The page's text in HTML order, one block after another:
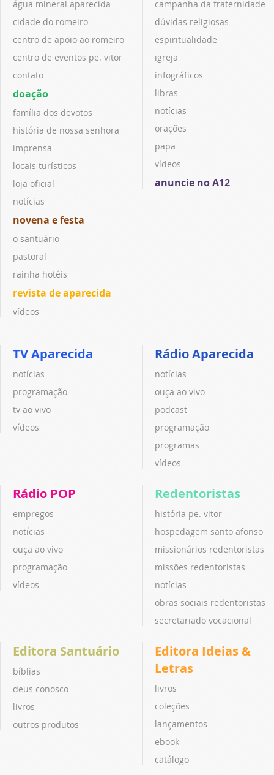
água mineral aparecida
cidade do romeiro
centro de apoio ao romeiro
centro de eventos pe. vitor
contato
doação
família dos devotos
história de nossa senhora
imprensa
locais turísticos
loja oficial
notícias
novena e festa
o santuário
pastoral
rainha hotéis
revista de aparecida
vídeos
campanha da fraternidade
dúvidas religiosas
espiritualidade
igreja
infográficos
libras
notícias
orações
papa
vídeos
anuncie no A12
TV Aparecida
notícias
programação
tv ao vivo
vídeos
Rádio Aparecida
notícias
ouça ao vivo
podcast
programação
programas
vídeos
Rádio POP
empregos
notícias
ouça ao vivo
programação
vídeos
Redentoristas
história pe. vitor
hospedagem santo afonso
missionários redentoristas
missões redentoristas
notícias
obras sociais redentoristas
secretariado vocacional
Editora Santuário
bíblias
deus conosco
livros
outros produtos
Editora Ideias &
Letras
livros
coleções
lançamentos
ebook
catálogo